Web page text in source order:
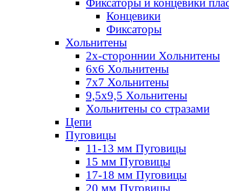
Фиксаторы и концевики
Концевики
Фиксаторы
Хольнитены
2х-стороннии Хольнитены
6х6 Хольнитены
7х7 Хольнитены
9,5х9,5 Хольнитены
Хольнитены со стразами
Цепи
Пуговицы
11-13 мм Пуговицы
15 мм Пуговицы
17-18 мм Пуговицы
20 мм Пуговицы